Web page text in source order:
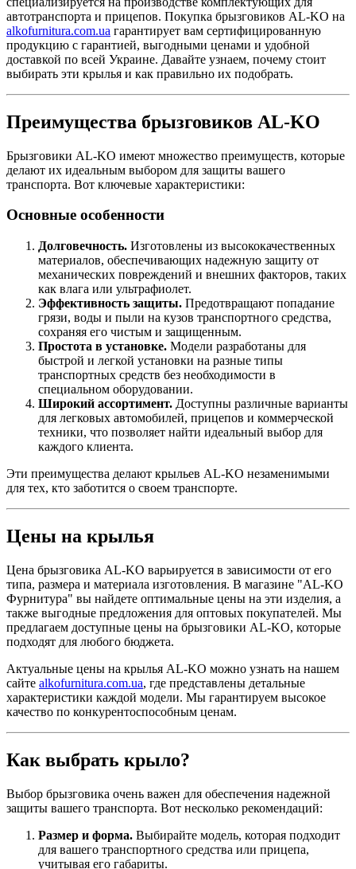
автотранспорта и прицепов. Покупка брызговиков AL-KO на
alkofurnitura.com.ua гарантирует вам сертифицированную
продукцию с гарантией, выгодными ценами и удобной
доставкой по всей Украине. Давайте узнаем, почему стоит
выбирать эти крылья и как правильно их подобрать.
Преимущества брызговиков AL-KO
Брызговики AL-KO имеют множество преимуществ, которые
делают их идеальным выбором для защиты вашего
транспорта. Вот ключевые характеристики:
Основные особенности
Долговечность. Изготовлены из высококачественных
материалов, обеспечивающих надежную защиту от
механических повреждений и внешних факторов, таких
как влага или ультрафиолет.
Эффективность защиты. Предотвращают попадание
грязи, воды и пыли на кузов транспортного средства,
сохраняя его чистым и защищенным.
Простота в установке. Модели разработаны для
быстрой и легкой установки на разные типы
транспортных средств без необходимости в
специальном оборудовании.
Широкий ассортимент. Доступны различные варианты
для легковых автомобилей, прицепов и коммерческой
техники, что позволяет найти идеальный выбор для
каждого клиента.
Эти преимущества делают крыльев AL-KO незаменимыми
для тех, кто заботится о своем транспорте.
Цены на крылья
Цена брызговика AL-KO варьируется в зависимости от его
типа, размера и материала изготовления. В магазине "AL-KO
Фурнитура" вы найдете оптимальные цены на эти изделия, а
также выгодные предложения для оптовых покупателей. Мы
предлагаем доступные цены на брызговики AL-KO, которые
подходят для любого бюджета.
Актуальные цены на крылья AL-KO можно узнать на нашем
сайте alkofurnitura.com.ua, где представлены детальные
характеристики каждой модели. Мы гарантируем высокое
качество по конкурентоспособным ценам.
Как выбрать крыло?
Выбор брызговика очень важен для обеспечения надежной
защиты вашего транспорта. Вот несколько рекомендаций:
Размер и форма. Выбирайте модель, которая подходит
для вашего транспортного средства или прицепа,
учитывая его габариты.